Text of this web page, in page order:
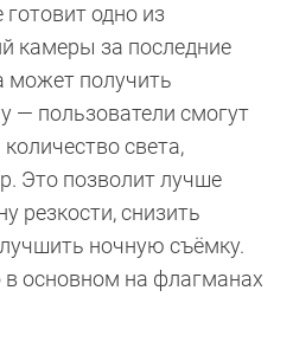
одно из
камеры за последние
может получить
— пользователи смогут
света,
Это позволит лучше
резкости, снизить
ночную съёмку.
в основном на флагманах